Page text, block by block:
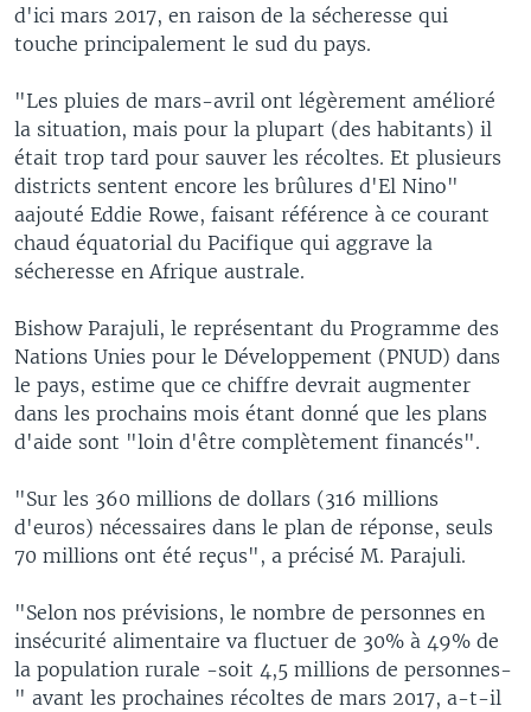
d'ici mars 2017, en raison de la sécheresse qui
touche principalement le sud du pays.
"Les pluies de mars-avril ont légèrement amélioré
la situation, mais pour la plupart (des habitants) il
était trop tard pour sauver les récoltes. Et plusieurs
districts sentent encore les brûlures d'El Nino"
aajouté Eddie Rowe, faisant référence à ce courant
chaud équatorial du Pacifique qui aggrave la
sécheresse en Afrique australe.
Bishow Parajuli, le représentant du Programme des
Nations Unies pour le Développement (PNUD) dans
le pays, estime que ce chiffre devrait augmenter
dans les prochains mois étant donné que les plans
d'aide sont "loin d'être complètement financés".
"Sur les 360 millions de dollars (316 millions
d'euros) nécessaires dans le plan de réponse, seuls
70 millions ont été reçus", a précisé M. Parajuli.
"Selon nos prévisions, le nombre de personnes en
insécurité alimentaire va fluctuer de 30% à 49% de
la population rurale -soit 4,5 millions de personnes-
" avant les prochaines récoltes de mars 2017, a-t-il